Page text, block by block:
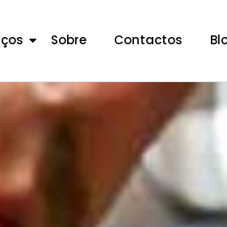
Sobre Contactos